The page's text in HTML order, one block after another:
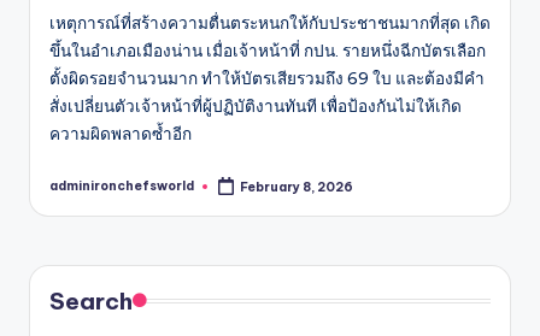
เหตุการณ์ที่สร้างความตื่นตระหนกให้กับประชาชนมากที่สุด เกิด
ขึ้นในอำเภอเมืองน่าน เมื่อเจ้าหน้าที่ กปน. รายหนึ่งฉีกบัตรเลือก
ตั้งผิดรอยจำนวนมาก ทำให้บัตรเสียรวมถึง 69 ใบ และต้องมีคำ
สั่งเปลี่ยนตัวเจ้าหน้าที่ผู้ปฏิบัติงานทันที เพื่อป้องกันไม่ให้เกิด
ความผิดพลาดซ้ำอีก
Posted
adminironchefsworld February 8, 2026
Search